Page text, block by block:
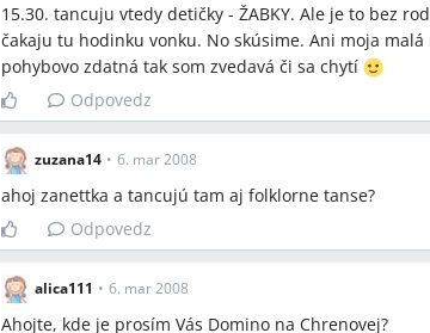
Q:Od akého veku zvyčajne prijímajú tanečné školy
A:Akademia tanca má Mini pre 3–4 ročné a Miki pre
akceptujú deti približne od 3 rokov, volebná
vhodná príprava väčšinou od 4–5 rokov.
Q:Môžem dieťa zapísať aj mimo septembrových
A:Niektoré kluby ponúkajú skúšobné hodiny počas
diskusie ŽABKY v stredu o 15:30 (bez rodičov), a pri
http://tsecho.szm.com/
A:TS ECHO uvádza step, spoločenský tanec, disko,
pravidelné vystúpenia vrátane muzikálu v Bábkovom
15.30. tancuju vtedy detičky - ŽABKY. Ale je to bez
čakaju tu hodinku vonku. No skúsime. Ani moja
pohybovo zdatná tak som zvedavá či sa chytí
Odpovedz
zuzana14 • 6. mar 2008
ahoj zanettka a tancujú tam aj folklorne tanse?
Odpovedz
alica111 • 6. mar 2008
Ahojte, kde je prosím Vás Domino na Chrenovej?